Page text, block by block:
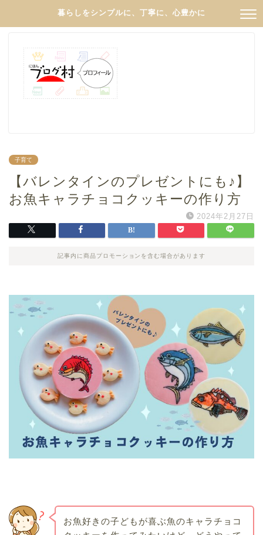
暮らしをシンプルに、丁寧に、心豊かに
子育て
【バレンタインのプレゼントにも♪】
お魚キャラチョコクッキーの作り方
2024年2月27日
記事内に商品プロモーションを含む場合があります
お魚好きの子どもが喜ぶ魚のキャラチョコ